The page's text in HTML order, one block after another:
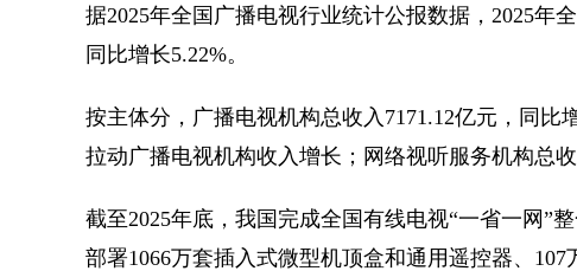
据2025年全国广播电视行业统计公报数据，2025年
同比增长5.22%。
按主体分，广播电视机构总收入7171.12亿元，同
拉动广播电视机构收入增长；网络视听服务机构总收
截至2025年底，我国完成全国有线电视“一省一网”
部署1066万套插入式微型机顶盒和通用遥控器、107